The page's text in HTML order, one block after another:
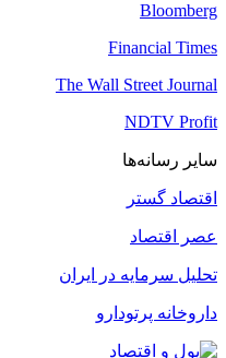
Bloomberg
Financial Times
The Wall Street Journal
NDTV Profit
سایر رسانه‌ها
اقتصاد گستر
عصر اقتصاد
تحلیل سرمایه در ایران
داروخانه پرتودارو